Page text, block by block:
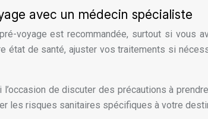
avec un médecin spécialiste
voyage est recommandée, surtout si
état de santé, ajuster vos traitements si
de discuter des précautions à
les risques sanitaires spécifiques à votre